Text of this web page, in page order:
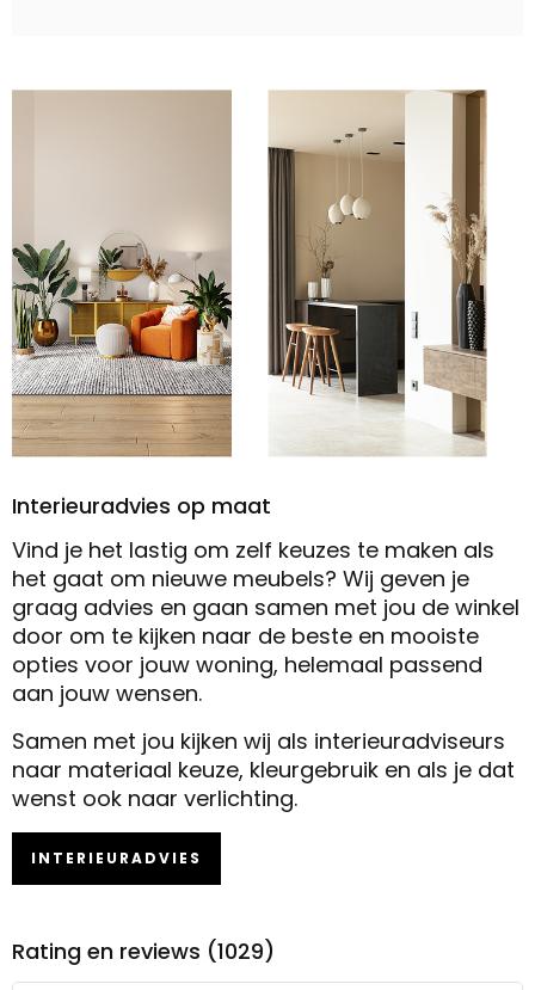
Interieuradvies op maat
Vind je het lastig om zelf keuzes te maken als
het gaat om nieuwe meubels? Wij geven je
graag advies en gaan samen met jou de winkel
door om te kijken naar de beste en mooiste
opties voor jouw woning, helemaal passend
aan jouw wensen.
Samen met jou kijken wij als interieuradviseurs
naar materiaal keuze, kleurgebruik en als je dat
wenst ook naar verlichting.
INTERIEURADVIES
Rating en reviews (1029)